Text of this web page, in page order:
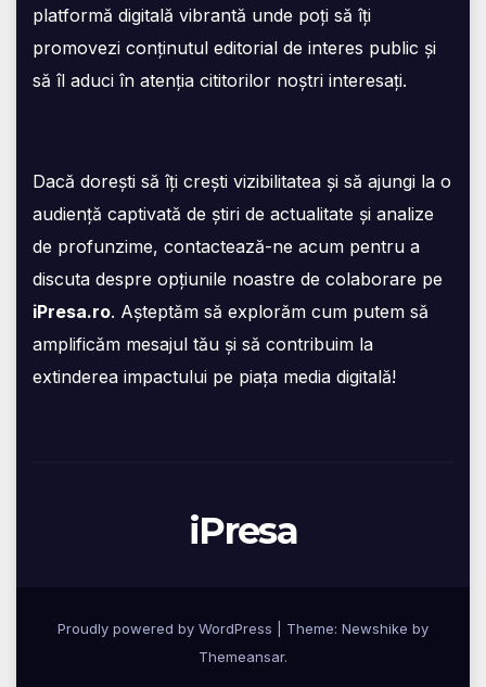
platformă digitală vibrantă unde poți să îți
promovezi conținutul editorial de interes public și
să îl aduci în atenția cititorilor noștri interesați.
Dacă dorești să îți crești vizibilitatea și să ajungi la o
audiență captivată de știri de actualitate și analize
de profunzime, contactează-ne acum pentru a
discuta despre opțiunile noastre de colaborare pe
iPresa.ro. Așteptăm să explorăm cum putem să
amplificăm mesajul tău și să contribuim la
extinderea impactului pe piața media digitală!
iPresa
Proudly powered by WordPress Theme: Newshike by
Themeansar.